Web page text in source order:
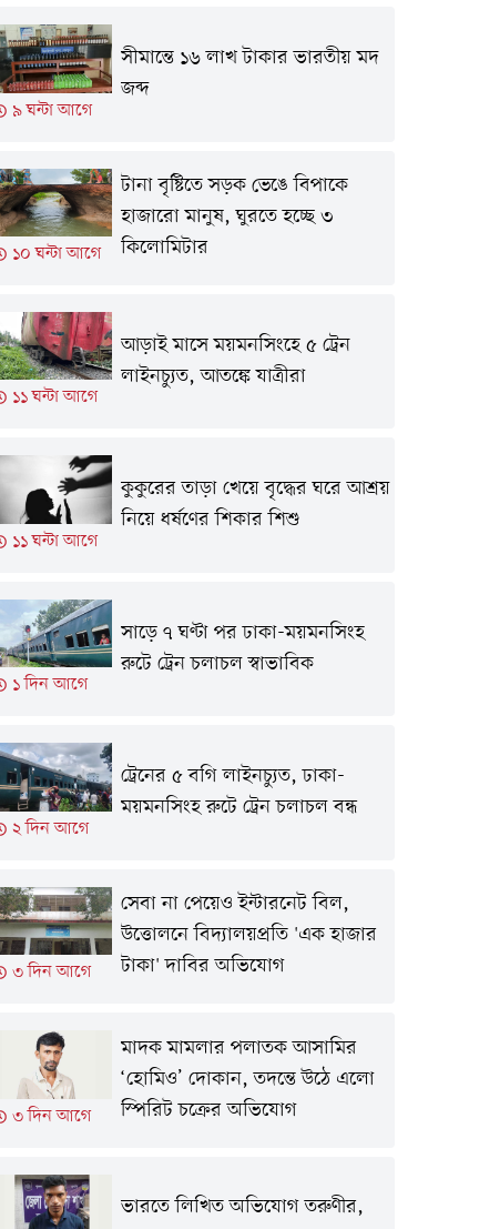
৯ ঘন্টা আগে
সীমান্তে ১৬ লাখ টাকার ভারতীয় মদ
জব্দ
১০ ঘন্টা আগে
টানা বৃষ্টিতে সড়ক ভেঙে বিপাকে
হাজারো মানুষ, ঘুরতে হচ্ছে ৩
কিলোমিটার
১১ ঘন্টা আগে
আড়াই মাসে ময়মনসিংহে ৫ ট্রেন
লাইনচ্যুত, আত‌ঙ্কে যাত্রীরা
১১ ঘন্টা আগে
কুকুরের তাড়া খেয়ে বৃদ্ধের ঘরে আশ্রয়
নিয়ে ধর্ষণের শিকার শিশু
১ দিন আগে
সাড়ে ৭ ঘণ্টা পর ঢাকা-ময়মনসিংহ
রুটে ট্রেন চলাচল স্বাভাবিক
২ দিন আগে
ট্রেনের ৫ বগি লাইনচ্যুত, ঢাকা-
ময়মনসিংহ রুটে ট্রেন চলাচল বন্ধ
৩ দিন আগে
সেবা না পেয়েও ইন্টারনেট বিল,
উত্তোলনে বিদ্যালয়প্রতি 'এক হাজার
টাকা' দাবির অভিযোগ
৩ দিন আগে
মাদক মামলার পলাতক আসামির
‘হোমিও’ দোকান, তদন্তে উঠে এলো
স্পিরিট চক্রের অভিযোগ
ভারতে লিখিত অভিযোগ তরুণীর,